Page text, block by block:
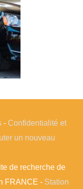
- Confidentialité et
un nouveau
de recherche de
FRANCE - Station